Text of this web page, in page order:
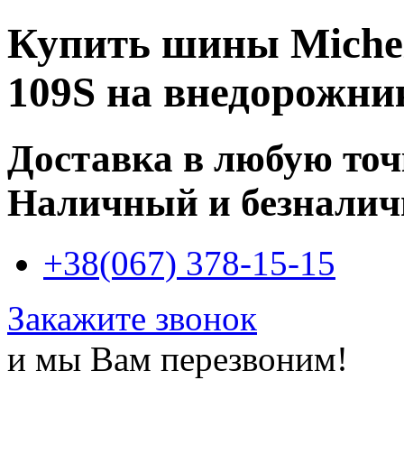
Купить шины
109S на
Доставка в любую
Наличный и
+38(067) 378-15-15
Закажите звонок
и мы Вам перезвоним!